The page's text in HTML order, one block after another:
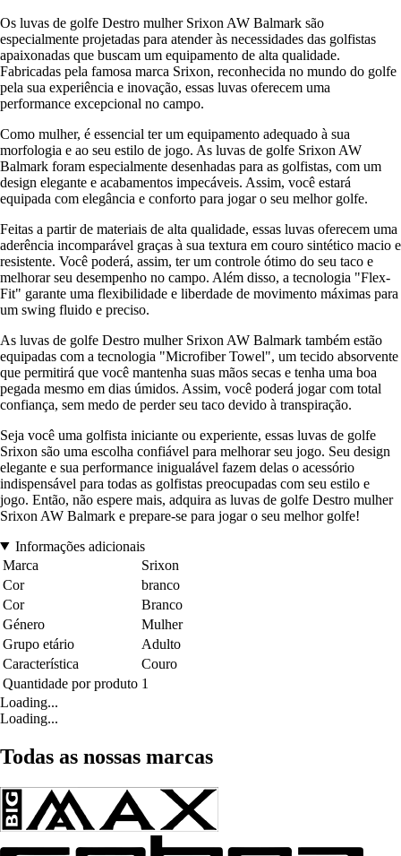
Os luvas de golfe Destro mulher Srixon AW Balmark são
especialmente projetadas para atender às necessidades das golfistas
apaixonadas que buscam um equipamento de alta qualidade.
Fabricadas pela famosa marca Srixon, reconhecida no mundo do golfe
pela sua experiência e inovação, essas luvas oferecem uma
performance excepcional no campo.
Como mulher, é essencial ter um equipamento adequado à sua
morfologia e ao seu estilo de jogo. As luvas de golfe Srixon AW
Balmark foram especialmente desenhadas para as golfistas, com um
design elegante e acabamentos impecáveis. Assim, você estará
equipada com elegância e conforto para jogar o seu melhor golfe.
Feitas a partir de materiais de alta qualidade, essas luvas oferecem uma
aderência incomparável graças à sua textura em couro sintético macio e
resistente. Você poderá, assim, ter um controle ótimo do seu taco e
melhorar seu desempenho no campo. Além disso, a tecnologia "Flex-
Fit" garante uma flexibilidade e liberdade de movimento máximas para
um swing fluido e preciso.
As luvas de golfe Destro mulher Srixon AW Balmark também estão
equipadas com a tecnologia "Microfiber Towel", um tecido absorvente
que permitirá que você mantenha suas mãos secas e tenha uma boa
pegada mesmo em dias úmidos. Assim, você poderá jogar com total
confiança, sem medo de perder seu taco devido à transpiração.
Seja você uma golfista iniciante ou experiente, essas luvas de golfe
Srixon são uma escolha confiável para melhorar seu jogo. Seu design
elegante e sua performance inigualável fazem delas o acessório
indispensável para todas as golfistas preocupadas com seu estilo e
jogo. Então, não espere mais, adquira as luvas de golfe Destro mulher
Srixon AW Balmark e prepare-se para jogar o seu melhor golfe!
Informações adicionais
Marca
Srixon
Cor
branco
Cor
Branco
Género
Mulher
Grupo etário
Adulto
Característica
Couro
Quantidade por produto 1
Loading...
Loading...
Todas as nossas marcas